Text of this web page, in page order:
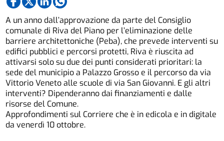
A un anno dall’approvazione da parte del Consiglio
comunale di Riva del Piano per l’eliminazione delle
barriere architettoniche (Peba), che prevede interventi su
edifici pubblici e percorsi protetti, Riva è riuscita ad
attivarsi solo su due dei punti considerati prioritari: la
sede del municipio a Palazzo Grosso e il percorso da via
Vittorio Veneto alle scuole di via San Giovanni. E gli altri
interventi? Dipenderanno dai finanziamenti e dalle
risorse del Comune.
Approfondimenti sul Corriere che è in edicola e in digitale
da venerdì 10 ottobre.